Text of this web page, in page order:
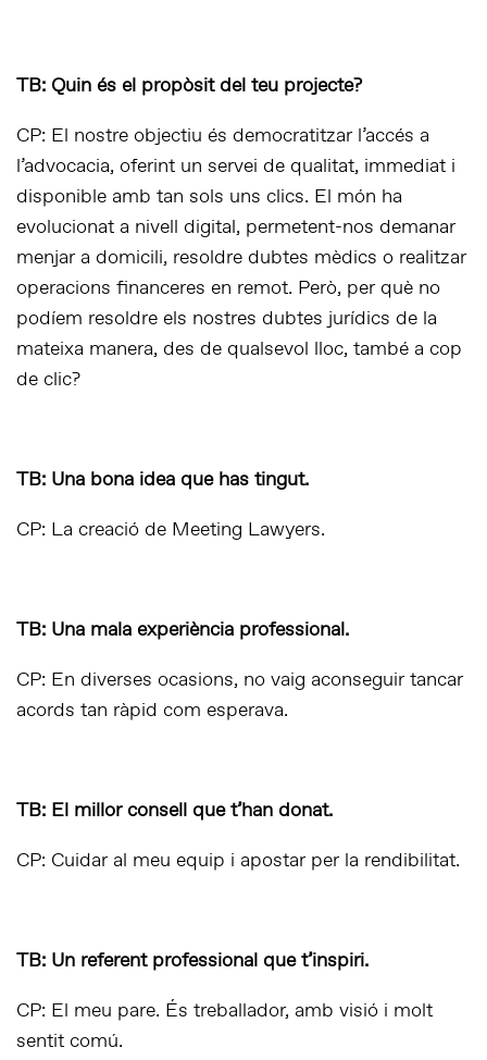
TB: Quin és el propòsit del teu projecte?
CP: El nostre objectiu és democratitzar l’accés a
l’advocacia, oferint un servei de qualitat, immediat i
disponible amb tan sols uns clics. El món ha
evolucionat a nivell digital, permetent-nos demanar
menjar a domicili, resoldre dubtes mèdics o realitzar
operacions financeres en remot. Però, per què no
podíem resoldre els nostres dubtes jurídics de la
mateixa manera, des de qualsevol lloc, també a cop
de clic?
TB: Una bona idea que has tingut.
CP: La creació de Meeting Lawyers.
TB: Una mala experiència professional.
CP: En diverses ocasions, no vaig aconseguir tancar
acords tan ràpid com esperava.
TB: El millor consell que t’han donat.
CP: Cuidar al meu equip i apostar per la rendibilitat.
TB: Un referent professional que t’inspiri.
CP: El meu pare. És treballador, amb visió i molt
sentit comú.